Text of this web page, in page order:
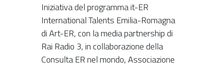
Iniziativa del programma it-ER
International Talents Emilia-Romagna
di Art-ER, con la media partnership di
Rai Radio 3, in collaborazione della
Consulta ER nel mondo, Associazione